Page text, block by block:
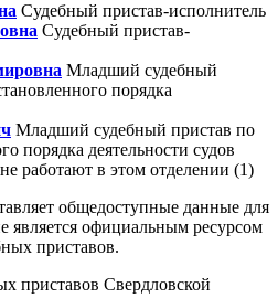
Судебный пристав-исполнитель
Судебный пристав-
Младший судебный
порядка
Младший судебный пристав по
порядка деятельности судов
работают в этом отделении (1)
общедоступные данные для
является официальным ресурсом
приставов.
приставов Свердловской